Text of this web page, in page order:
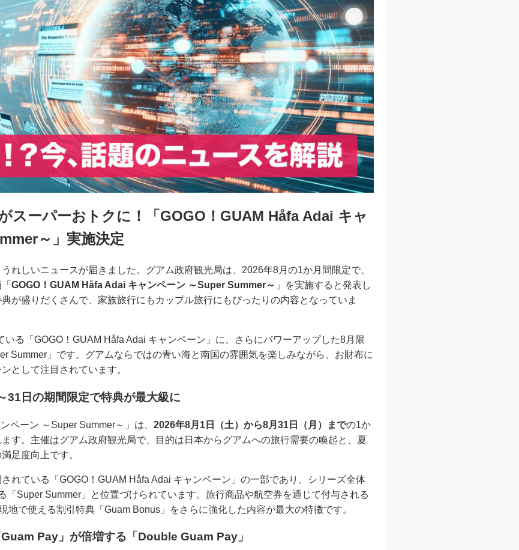
スーパーおトクに！「GOGO！GUAM Håfa Adai キャ
～」実施決定
れしいニュースが届きました。グアム政府観光局は、2026年8月の1か月間限定で、
GOGO！GUAM Håfa Adai キャンペーン ～Super Summer～ 」を実施すると発表し
が盛りだくさんで、家族旅行にもカップル旅行にもぴったりの内容となっていま
る「GOGO！GUAM Håfa Adai キャンペーン」に、さらにパワーアップした8月限
Summer」です。グアムならではの青い海と南国の雰囲気を楽しみながら、お財布に
として注目されています。
31日の期間限定で特典が最大級に
ペーン ～Super Summer～」は、 2026年8月1日（土）から8月31日（月）までの1か
す。主催はグアム政府観光局で、目的は日本からグアムへの旅行需要の喚起と、夏
足度向上です。
れている「GOGO！GUAM Håfa Adai キャンペーン」の一部であり、シリーズ全体
「Super Summer」と位置づけられています。旅行商品や航空券を通じて付与される
地で使える割引特典「Guam Bonus」をさらに強化した内容が最大の特徴です。
Pay」が倍増する「Double Guam Pay」